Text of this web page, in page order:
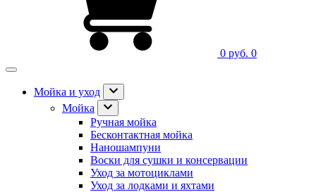
0 руб. 0
Мойка и уход
Мойка
Ручная мойка
Бесконтактная мойка
Наношампуни
Воски для сушки и консервации
Уход за мотоциклами
Уход за лодками и яхтами